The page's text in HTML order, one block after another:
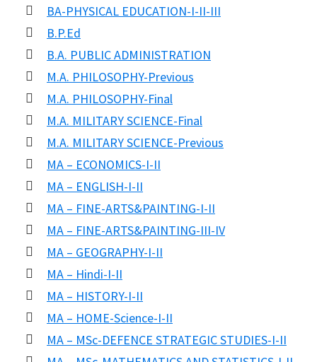
BA-PHYSICAL EDUCATION-I-II-III
B.P.Ed
B.A. PUBLIC ADMINISTRATION
M.A. PHILOSOPHY-Previous
M.A. PHILOSOPHY-Final
M.A. MILITARY SCIENCE-Final
M.A. MILITARY SCIENCE-Previous
MA – ECONOMICS-I-II
MA – ENGLISH-I-II
MA – FINE-ARTS&PAINTING-I-II
MA – FINE-ARTS&PAINTING-III-IV
MA – GEOGRAPHY-I-II
MA – Hindi-I-II
MA – HISTORY-I-II
MA – HOME-Science-I-II
MA – MSc-DEFENCE STRATEGIC STUDIES-I-II